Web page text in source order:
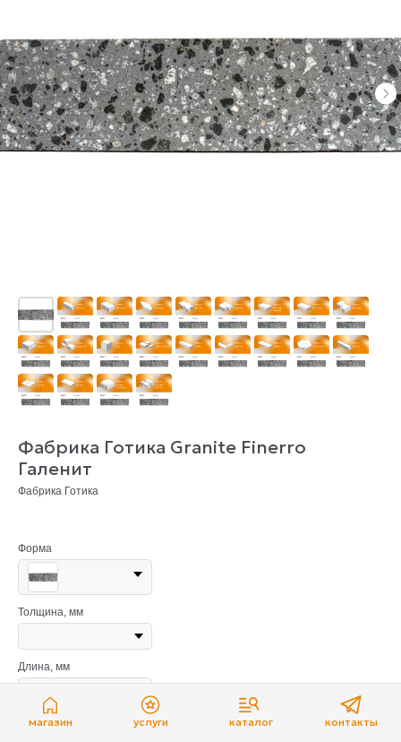
магазин услуги каталог контакты
Фабрика Готика Granite Finerro
Галенит
Фабрика Готика
Форма
Толщина, мм
Длина, мм
Ширина, мм